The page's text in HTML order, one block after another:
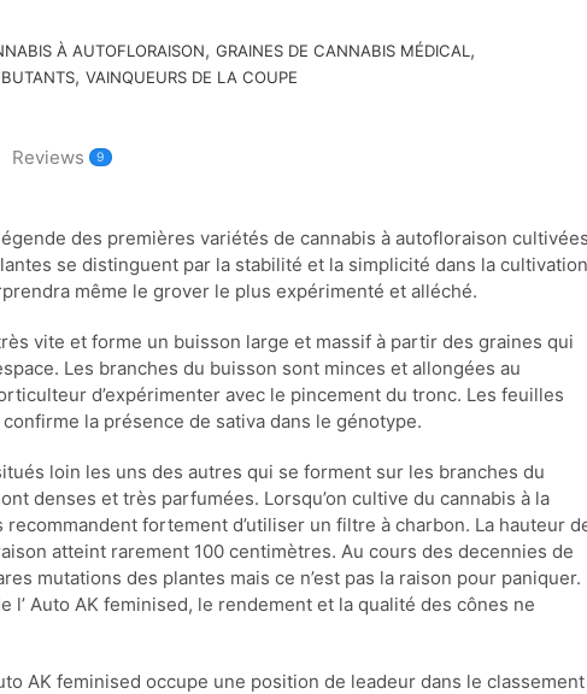
À AUTOFLORAISON, GRAINES DE CANNABIS MÉDICAL ,
, VAINQUEURS DE LA COUPE
Reviews 9
des premières variétés de cannabis à autofloraison cultivées
se distinguent par la stabilité et la simplicité dans la cultivation
même le grover le plus expérimenté et alléché.
vite et forme un buisson large et massif à partir des graines qui
Les branches du buisson sont minces et allongées au
d’expérimenter avec le pincement du tronc. Les feuilles
la présence de sativa dans le génotype.
loin les uns des autres qui se forment sur les branches du
denses et très parfumées. Lorsqu’on cultive du cannabis à la
fortement d’utiliser un filtre à charbon. La hauteur
atteint rarement 100 centimètres. Au cours des decennies de
mutations des plantes mais ce n’est pas la raison pour paniquer.
l’ Auto AK feminised, le rendement et la qualité des cônes ne
AK feminised occupe une position de leadeur dans le classement